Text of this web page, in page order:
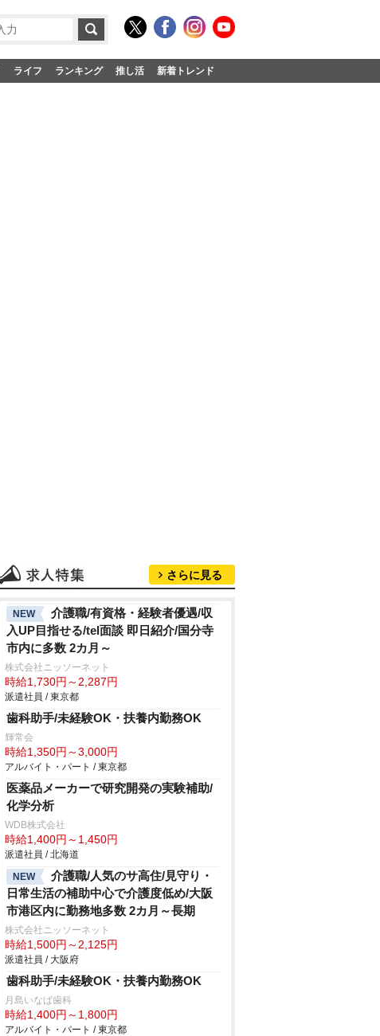
ライフ ランキング 推し活 新着トレンド
さらに見る
NEW
介護職/有資格・経験者優遇/収
入UP目指せる/tel面談 即日紹介/国分寺
市内に多数 2カ月～
株式会社ニッソーネット
時給1,730円～2,287円
派遣社員 / 東京都
歯科助手/未経験OK・扶養内勤務OK
輝常会
時給1,350円～3,000円
アルバイト・パート / 東京都
医薬品メーカーで研究開発の実験補助/
化学分析
WDB株式会社
時給1,400円～1,450円
派遣社員 / 北海道
NEW
介護職/人気のサ高住/見守り・
日常生活の補助中心で介護度低め/大阪
市港区内に勤務地多数 2カ月～長期
株式会社ニッソーネット
時給1,500円～2,125円
派遣社員 / 大阪府
歯科助手/未経験OK・扶養内勤務OK
月島いなば歯科
時給1,400円～1,800円
アルバイト・パート / 東京都